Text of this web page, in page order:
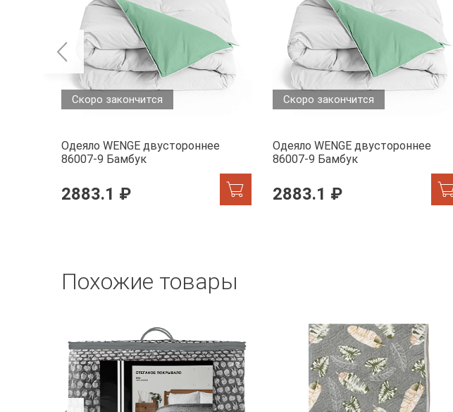
Скоро закончится
Одеяло WENGE двустороннее
86007-9 Бамбук
2883.1 ₽
Скоро закончится
Одеяло WENGE двустороннее
86007-9 Бамбук
2883.1 ₽
Похожие товары